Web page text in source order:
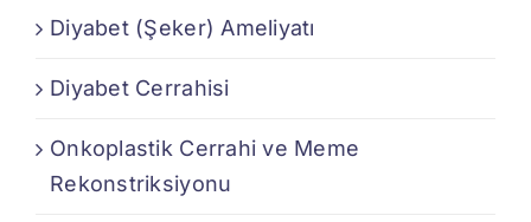
Diyabet (Şeker) Ameliyatı
Diyabet Cerrahisi
Onkoplastik Cerrahi ve Meme
Rekonstriksiyonu